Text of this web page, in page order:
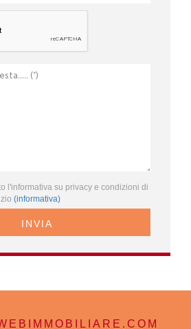
l'informativa su privacy e condizioni di
(informativa)
INVIA